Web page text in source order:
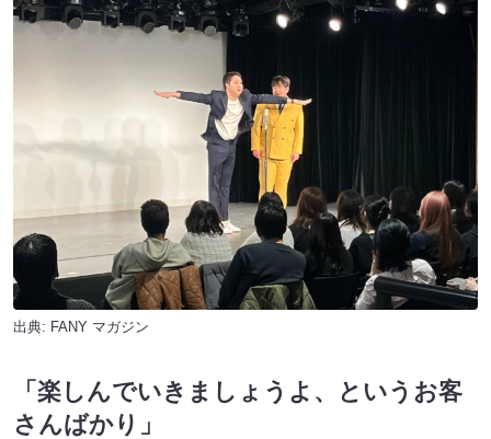
出典: FANY マガジン
「楽しんでいきましょうよ、というお客
さんばかり」